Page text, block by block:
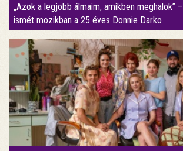
„Azok a legjobb álmaim, amikben meghalok” –
ismét mozikban a 25 éves Donnie Darko